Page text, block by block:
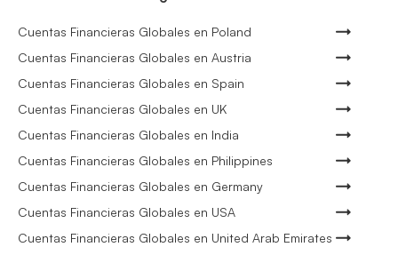
Cuentas Financieras Globales en Poland
Cuentas Financieras Globales en Austria
Cuentas Financieras Globales en Spain
Cuentas Financieras Globales en UK
Cuentas Financieras Globales en India
Cuentas Financieras Globales en Philippines
Cuentas Financieras Globales en Germany
Cuentas Financieras Globales en USA
Cuentas Financieras Globales en United Arab Emirates